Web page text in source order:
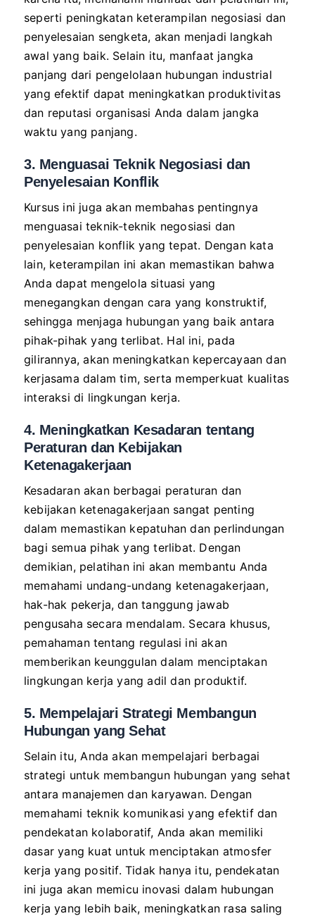
seperti peningkatan keterampilan negosiasi dan
penyelesaian sengketa, akan menjadi langkah
awal yang baik. Selain itu, manfaat jangka
panjang dari pengelolaan hubungan industrial
yang efektif dapat meningkatkan produktivitas
dan reputasi organisasi Anda dalam jangka
waktu yang panjang.
3. Menguasai Teknik Negosiasi dan
Penyelesaian Konflik
Kursus ini juga akan membahas pentingnya
menguasai teknik-teknik negosiasi dan
penyelesaian konflik yang tepat. Dengan kata
lain, keterampilan ini akan memastikan bahwa
Anda dapat mengelola situasi yang
menegangkan dengan cara yang konstruktif,
sehingga menjaga hubungan yang baik antara
pihak-pihak yang terlibat. Hal ini, pada
gilirannya, akan meningkatkan kepercayaan dan
kerjasama dalam tim, serta memperkuat kualitas
interaksi di lingkungan kerja.
4. Meningkatkan Kesadaran tentang
Peraturan dan Kebijakan
Ketenagakerjaan
Kesadaran akan berbagai peraturan dan
kebijakan ketenagakerjaan sangat penting
dalam memastikan kepatuhan dan perlindungan
bagi semua pihak yang terlibat. Dengan
demikian, pelatihan ini akan membantu Anda
memahami undang-undang ketenagakerjaan,
hak-hak pekerja, dan tanggung jawab
pengusaha secara mendalam. Secara khusus,
pemahaman tentang regulasi ini akan
memberikan keunggulan dalam menciptakan
lingkungan kerja yang adil dan produktif.
5. Mempelajari Strategi Membangun
Hubungan yang Sehat
Selain itu, Anda akan mempelajari berbagai
strategi untuk membangun hubungan yang sehat
antara manajemen dan karyawan. Dengan
memahami teknik komunikasi yang efektif dan
pendekatan kolaboratif, Anda akan memiliki
dasar yang kuat untuk menciptakan atmosfer
kerja yang positif. Tidak hanya itu, pendekatan
ini juga akan memicu inovasi dalam hubungan
kerja yang lebih baik, meningkatkan rasa saling